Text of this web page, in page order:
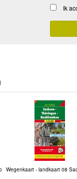
Ik
Wegenkaart - landkaart 08